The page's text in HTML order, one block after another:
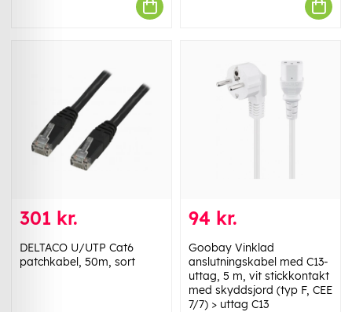
301 kr.
DELTACO U/UTP Cat6
patchkabel, 50m, sort
94 kr.
Goobay Vinklad
anslutningskabel med C13-
uttag, 5 m, vit stickkontakt
med skyddsjord (typ F, CEE
7/7) > uttag C13